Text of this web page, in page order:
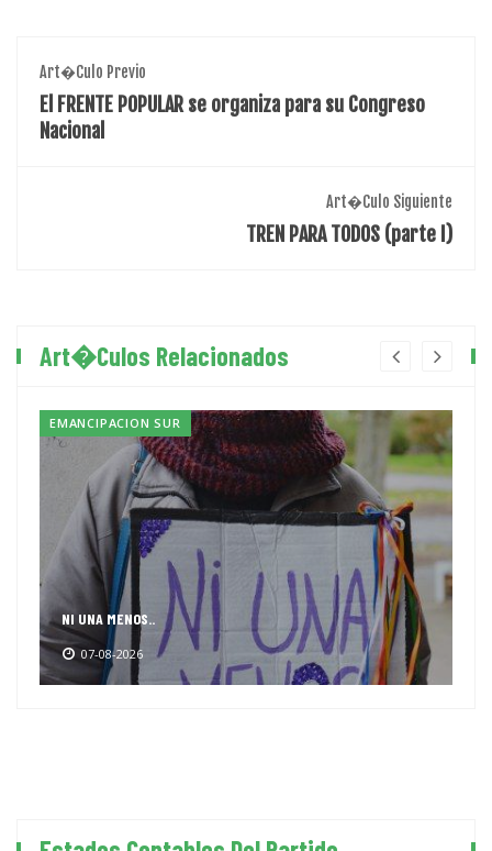
Art�culo Previo
El FRENTE POPULAR se organiza para su Congreso
Nacional
Art�culo Siguiente
TREN PARA TODOS (parte I)
Art�culos Relacionados
EMANCIPACION SUR
NI UNA MENOS..
07-08-2026